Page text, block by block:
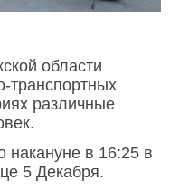
области
транспортных
различные
накануне в 16:25 в
5 Декабря.